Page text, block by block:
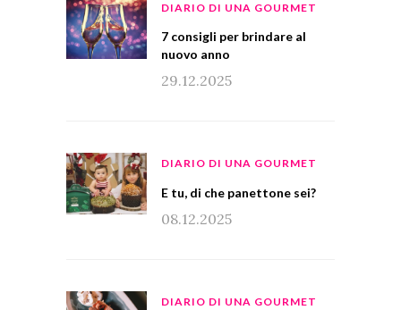
DIARIO DI UNA GOURMET
7 consigli per brindare al
nuovo anno
29.12.2025
DIARIO DI UNA GOURMET
E tu, di che panettone sei?
08.12.2025
DIARIO DI UNA GOURMET